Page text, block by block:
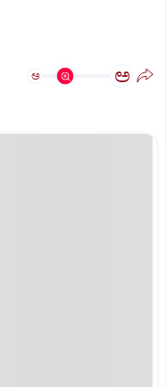
ಅ ಅ